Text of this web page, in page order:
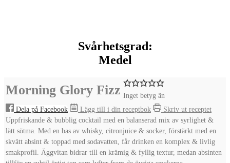
Svårhetsgrad:
Medel
Morning Glory Fizz Inget betyg än
Dela på Facebook
Lägg till i din receptbok
Skriv ut receptet
Uppfriskande & bubblig cocktail med en balanserad mix av syrlighet &
lätt sötma. Med en bas av whisky, citronjuice & socker, förstärkt med en
skvätt absint & toppad med sodavatten, får drinken en komplex & livlig
smakprofil. Äggvitan bidrar till en krämig & fyllig textur, medan absinten